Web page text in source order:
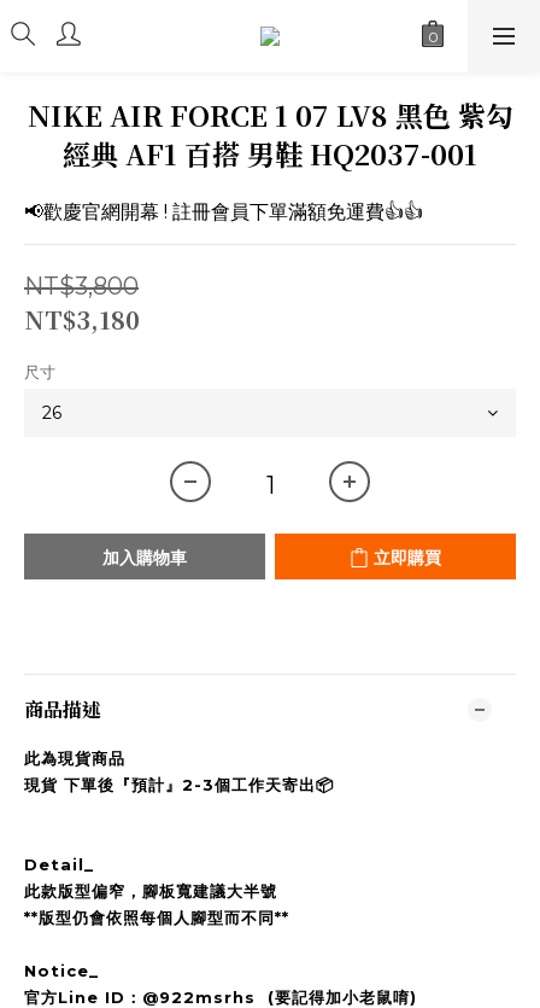
NIKE AIR FORCE 1 07 LV8 黑色 紫勾
經典 AF1 百搭 男鞋 HQ2037-001
📢歡慶官網開幕 ! 註冊會員下單滿額免運費👍👍
NT$3,800
NT$3,180
尺寸
加入購物車 立即購買
商品描述
此為現貨商品
現貨 下單後『預計』2-3個工作天寄出📦
Detail_
此款版型偏窄，腳板寬建議大半號
**版型仍會依照每個人腳型而不同**
Notice_
官方Line ID：@922msrhs (要記得加小老鼠唷)